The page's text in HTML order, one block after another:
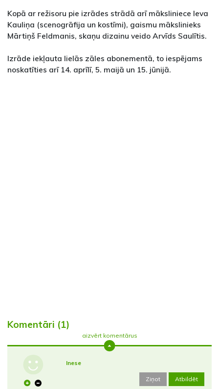
Kopā ar režisoru pie izrādes strādā arī māksliniece Ieva
Kauliņa (scenogrāfija un kostīmi), gaismu mākslinieks
Mārtiņš Feldmanis, skaņu dizainu veido Arvīds Saulītis.
Izrāde iekļauta lielās zāles abonementā, to iespējams
noskatīties arī 14. aprīlī, 5. maijā un 15. jūnijā.
Komentāri (1)
aizvērt komentārus
Inese
Ziņot Atbildēt